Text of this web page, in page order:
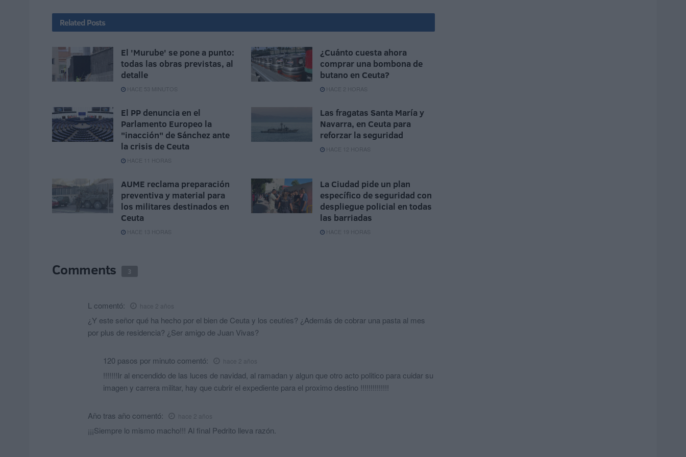
Related Posts
El 'Murube' se pone a punto:
todas las obras previstas, al
detalle
HACE 53 MINUTOS
¿Cuánto cuesta ahora
comprar una bombona de
butano en Ceuta?
HACE 2 HORAS
El PP denuncia en el
Parlamento Europeo la
"inacción" de Sánchez ante
la crisis de Ceuta
HACE 11 HORAS
Las fragatas Santa María y
Navarra, en Ceuta para
reforzar la seguridad
HACE 12 HORAS
AUME reclama preparación
preventiva y material para
los militares destinados en
Ceuta
HACE 13 HORAS
La Ciudad pide un plan
específico de seguridad con
despliegue policial en todas
las barriadas
HACE 19 HORAS
Comments 3
L comentó: hace 2 años
¿Y este señor qué ha hecho por el bien de Ceuta y los ceutíes? ¿Además de cobrar una pasta al mes
por plus de residencia? ¿Ser amigo de Juan Vivas?
120 pasos por minuto comentó: hace 2 años
!!!!!!!Ir al encendido de las luces de navidad, al ramadan y algun que otro acto politico para cuidar su
imagen y carrera militar, hay que cubrir el expediente para el proximo destino !!!!!!!!!!!!!!
Año tras año comentó: hace 2 años
¡¡¡Siempre lo mismo macho!!! Al final Pedrito lleva razón.